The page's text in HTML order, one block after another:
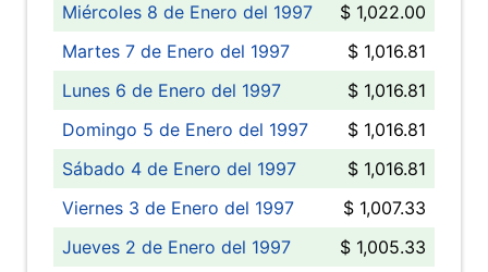
Miércoles 8 de Enero del 1997
$ 1,022.00
Martes 7 de Enero del 1997
$ 1,016.81
Lunes 6 de Enero del 1997
$ 1,016.81
Domingo 5 de Enero del 1997
$ 1,016.81
Sábado 4 de Enero del 1997
$ 1,016.81
Viernes 3 de Enero del 1997
$ 1,007.33
Jueves 2 de Enero del 1997
$ 1,005.33